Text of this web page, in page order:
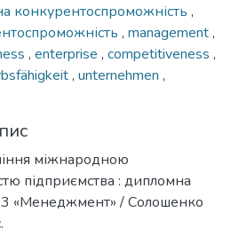
конкурентоспроможність ,
, management,
, enterprise , competitiveness ,
, unternehmen ,
міжнародною
підприємства : дипломна
«Менеджмент» / Солошенко